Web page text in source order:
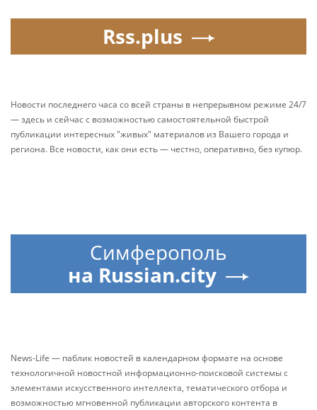
Rss.plus
Новости последнего часа со всей страны в непрерывном режиме 24/7
— здесь и сейчас с возможностью самостоятельной быстрой
публикации интересных "живых" материалов из Вашего города и
региона. Все новости, как они есть — честно, оперативно, без купюр.
Симферополь
на Russian.city
News-Life — паблик новостей в календарном формате на основе
технологичной новостной информационно-поисковой системы с
элементами искусственного интеллекта, тематического отбора и
возможностью мгновенной публикации авторского контента в